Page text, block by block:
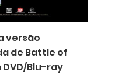
versão
de Battle of
DVD/Blu-ray